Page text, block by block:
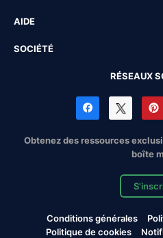
AIDE
SOCIÉTÉ
RÉSEAUX
Obtenez des ressources
boîte
Conditions générales
Politique de cookies